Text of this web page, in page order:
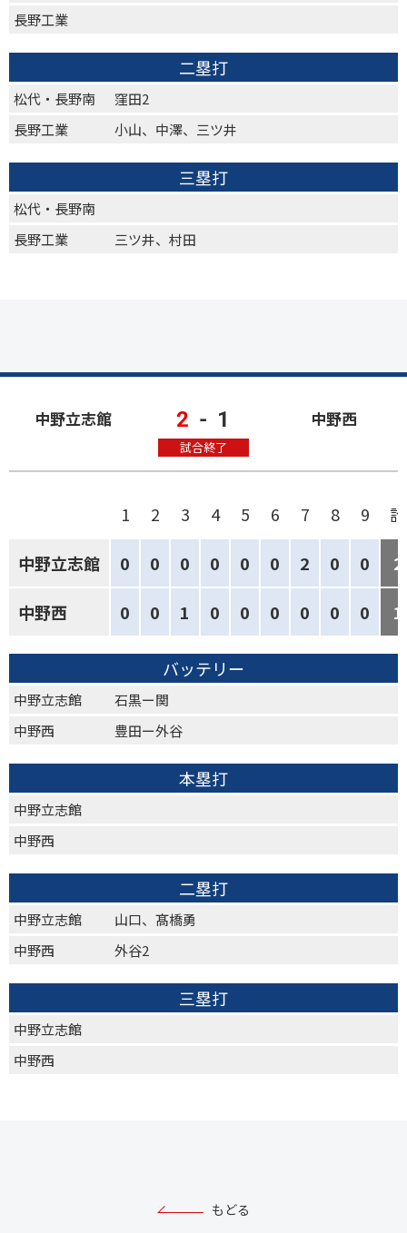
長野工業
二塁打
松代・長野南
窪田2
長野工業
小山、中澤、三ツ井
三塁打
松代・長野南
長野工業
三ツ井、村田
中野立志館 2 - 1
試合終了
中野西
1 2 3 4 5 6 7 8 9 計
中野立志館 0 0 0 0 0 0 2 0 0 2
中野西 0 0 1 0 0 0 0 0 0 1
バッテリー
中野立志館
石黒ー関
中野西
豊田ー外谷
本塁打
中野立志館
中野西
二塁打
中野立志館
山口、髙橋勇
中野西
外谷2
三塁打
中野立志館
中野西
もどる